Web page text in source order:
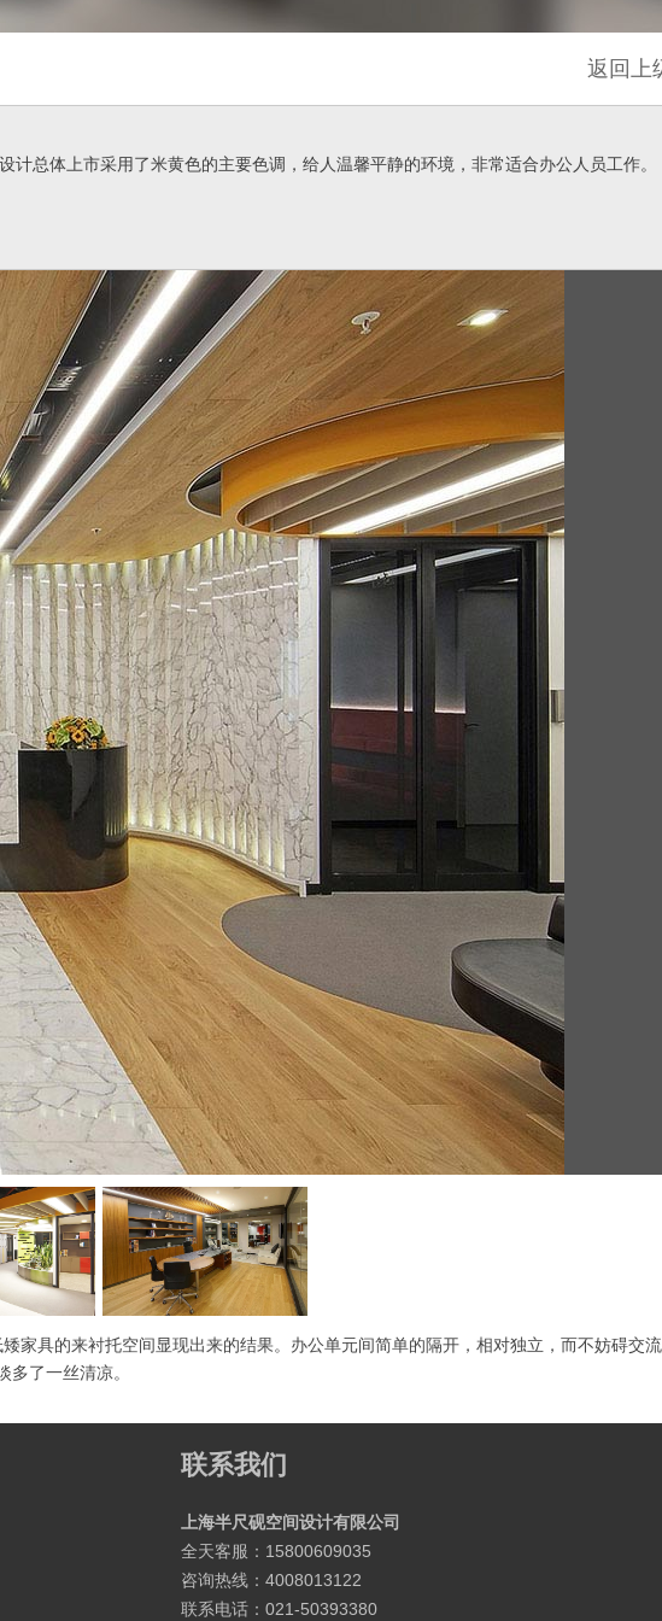
返回上
计总体上市采用了米黄色的主要色调，给人温馨平静的环境，非常适合办公人员工作。
家具的来衬托空间显现出来的结果。办公单元间简单的隔开，相对独立，而不妨碍交
多了一丝清凉。
联系我们
上海半尺砚空间设计有限公司
全天客服：15800609035
咨询热线：4008013122
联系电话：021-50393380